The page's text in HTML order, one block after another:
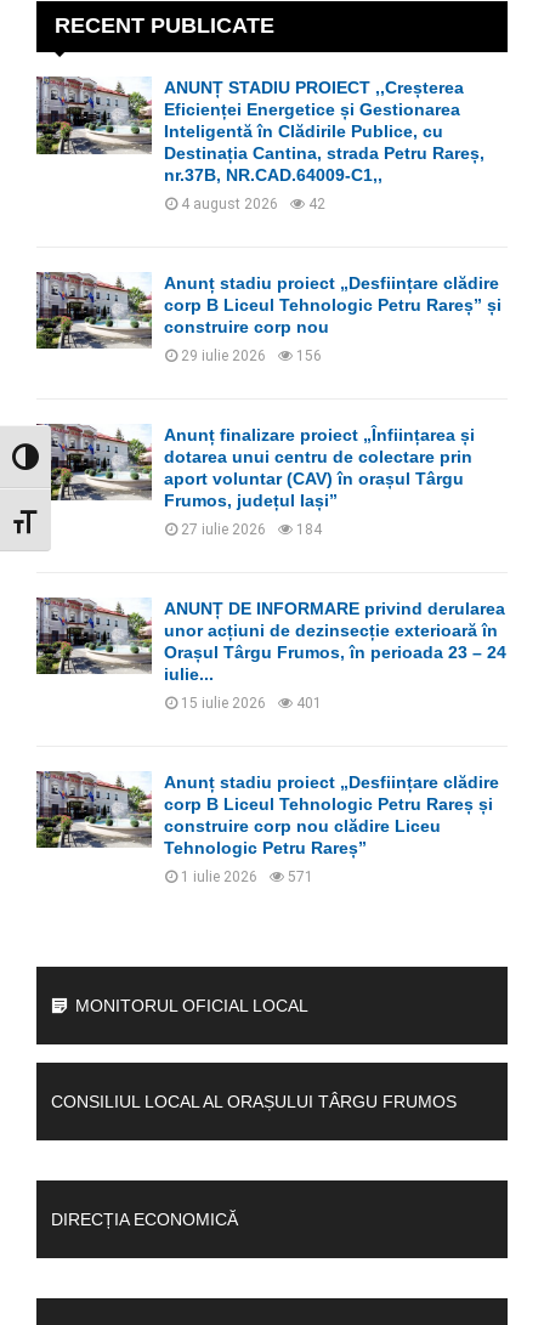
GLISOR NIVEL CONTRAST
GLISOR MĂRIME FONT
r
:
A
C
RECENT PUBLICATE
ANUNȚ STADIU PROIECT ,,Creșterea
Eficienței Energetice și Gestionarea
Inteligentă în Clădirile Publice, cu
Destinația Cantina, strada Petru Rareș,
nr.37B, NR.CAD.64009-C1,,
4 august 2026 42
Anunț stadiu proiect „Desființare clădire
corp B Liceul Tehnologic Petru Rareș” și
construire corp nou
29 iulie 2026 156
Anunț finalizare proiect „Înființarea și
dotarea unui centru de colectare prin
aport voluntar (CAV) în orașul Târgu
Frumos, județul Iași”
27 iulie 2026 184
ANUNȚ DE INFORMARE privind derularea
unor acțiuni de dezinsecție exterioară în
Orașul Târgu Frumos, în perioada 23 – 24
iulie...
15 iulie 2026 401
Anunț stadiu proiect „Desființare clădire
corp B Liceul Tehnologic Petru Rareș și
construire corp nou clădire Liceu
Tehnologic Petru Rareș”
1 iulie 2026 571
MONITORUL OFICIAL LOCAL
CONSILIUL LOCAL AL ORAȘULUI TÂRGU FRUMOS
DIRECȚIA ECONOMICĂ